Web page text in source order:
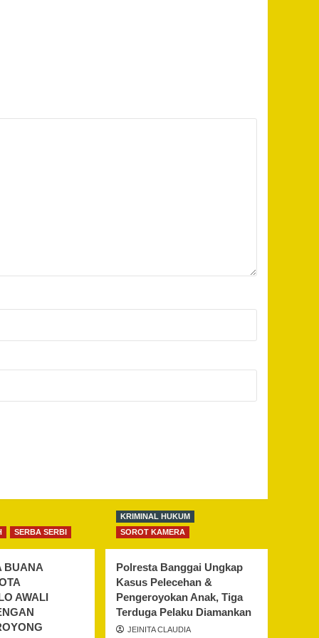
SERBA SERBI
BUANA
AWALI
KRIMINAL HUKUM
SOROT KAMERA
Polresta Banggai Ungkap
Kasus Pelecehan &
Pengeroyokan Anak, Tiga
Terduga Pelaku Diamankan
JEINITA CLAUDIA